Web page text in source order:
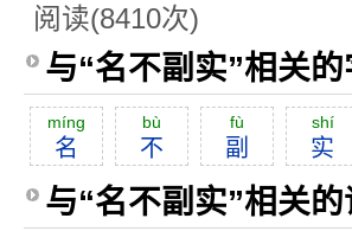
阅读(8410次)
与“名不副实”相关
míng
名
bù
不
fù
副
shí
实
与“名不副实”相关